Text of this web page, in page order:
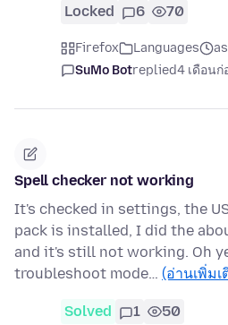
Locked 6 70
Firefox Languages
SuMo Botreplied4 เดือนก่
Spell checker not working
It's checked in settings, the
pack is installed, I did the
and it's still not working. Oh
troubleshoot mode… (อ่านเพิ่มเ
Solved 1 50